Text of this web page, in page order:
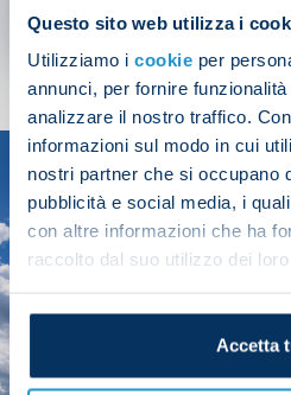
Questo sito web utilizza i
Utilizziamo i cookie per
annunci, per fornire
analizzare il nostro traffico.
informazioni sul modo in cui
nostri partner che si occupano
pubblicità e social media, i
con altre informazioni che ha
raccolto dal suo utilizzo dei
Accetta
SHOP NOW
SEASON
2025/26